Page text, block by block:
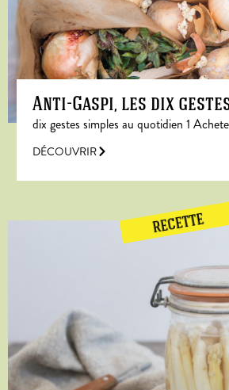
Anti-Gaspi, les dix
dix gestes simples au quotidien 1
DÉCOUVRIR
RECETTE